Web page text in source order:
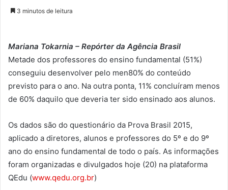
3 minutos de leitura
Mariana Tokarnia – Repórter da Agência Brasil
Metade dos professores do ensino fundamental (51%)
conseguiu desenvolver pelo men80% do conteúdo
previsto para o ano. Na outra ponta, 11% concluíram menos
de 60% daquilo que deveria ter sido ensinado aos alunos.
Os dados são do questionário da Prova Brasil 2015,
aplicado a diretores, alunos e professores do 5º e do 9º
ano do ensino fundamental de todo o país. As informações
foram organizadas e divulgados hoje (20) na plataforma
QEdu (www.qedu.org.br)